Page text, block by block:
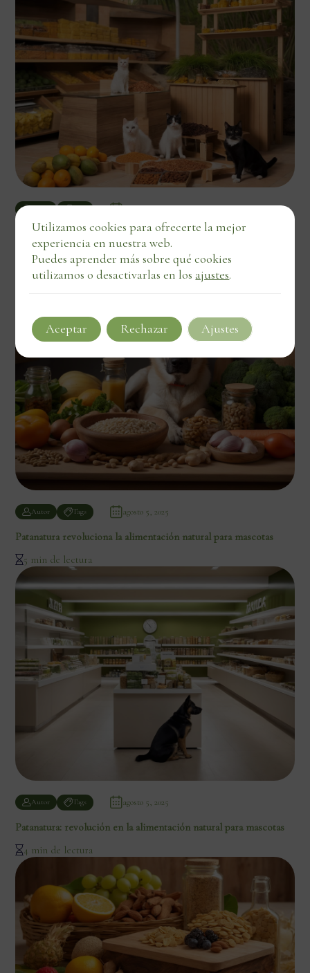
agosto 5, 2025
Beneficios de la alimentación natural para mascotas con
Patanatura
3 min de lectura
Autor Tags agosto 5, 2025
Patanatura revoluciona la alimentación natural para mascotas
5 min de lectura
Autor Tags agosto 5, 2025
Patanatura: revolución en la alimentación natural para mascotas
4 min de lectura
Utilizamos cookies para ofrecerte la mejor
experiencia en nuestra web.
Puedes aprender más sobre qué cookies
utilizamos o desactivarlas en los ajustes.
Aceptar Rechazar Ajustes